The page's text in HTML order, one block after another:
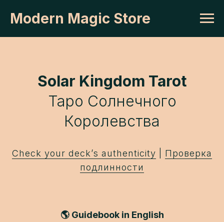
Modern Magic Store
Solar Kingdom Tarot
Таро Солнечного
Королевства
Сheck your deck’s authenticity
Проверка
подлинности
🌎 Guidebook in English